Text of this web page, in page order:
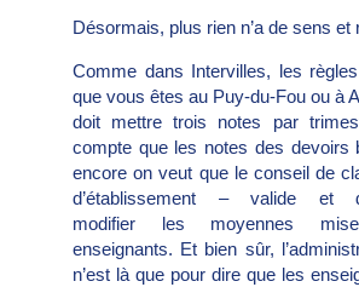
Désormais, plus rien n’a de sens et
Comme dans Intervilles, les
que vous êtes au Puy-du-Fou ou à
doit mettre trois notes par
compte que les notes des devoirs
encore on veut que le conseil de
d’établissement – valide et
modifier les moyennes
enseignants. Et bien sûr,
n’est là que pour dire que les